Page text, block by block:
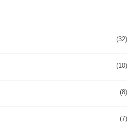
(32)
(10)
(8)
(7)